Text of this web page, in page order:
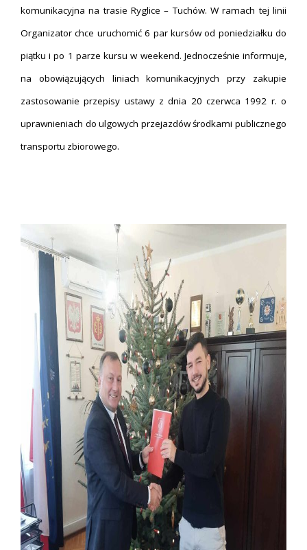
komunikacyjna na trasie Ryglice – Tuchów. W ramach tej linii
Organizator chce uruchomić 6 par kursów od poniedziałku do
piątku i po 1 parze kursu w weekend. Jednocześnie informuje,
na obowiązujących liniach komunikacyjnych przy zakupie
zastosowanie przepisy ustawy z dnia 20 czerwca 1992 r. o
uprawnieniach do ulgowych przejazdów środkami publicznego
transportu zbiorowego.